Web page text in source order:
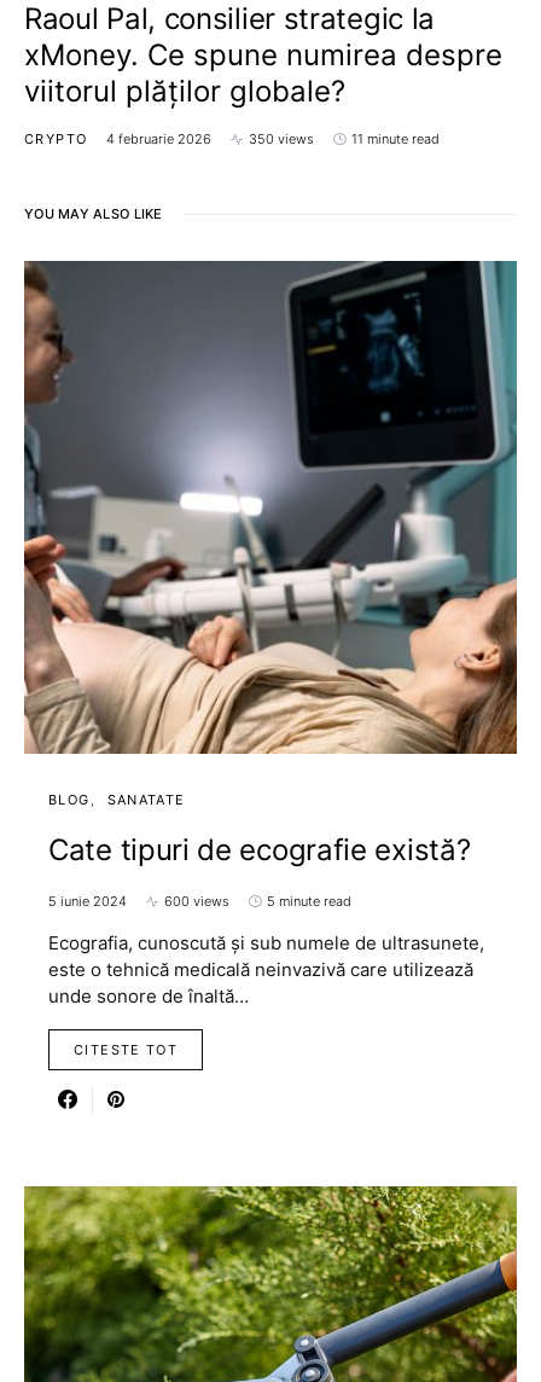
Raoul Pal, consilier strategic la
xMoney. Ce spune numirea despre
viitorul plăților globale?
CRYPTO 4 februarie 2026 350 views 11 minute read
YOU MAY ALSO LIKE
BLOG SANATATE
Cate tipuri de ecografie există?
5 iunie 2024 600 views 5 minute read
Ecografia, cunoscută și sub numele de ultrasunete,
este o tehnică medicală neinvazivă care utilizează
unde sonore de înaltă…
CITESTE TOT